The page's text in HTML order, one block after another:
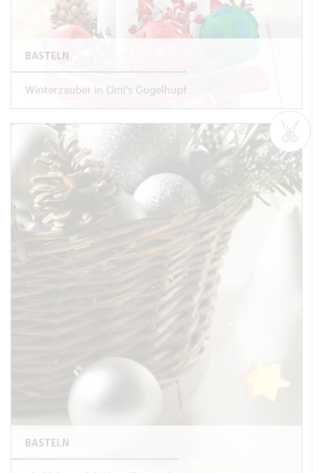
BASTELN
Winterzauber in Omi's Gugelhupf
BASTELN